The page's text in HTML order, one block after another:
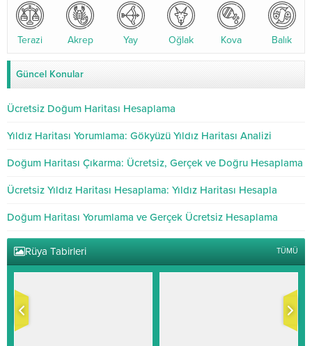
Terazi Akrep Yay Oğlak Kova Balık
Güncel Konular
Ücretsiz Doğum Haritası Hesaplama
Yıldız Haritası Yorumlama: Gökyüzü Yıldız Haritası Analizi
Doğum Haritası Çıkarma: Ücretsiz, Gerçek ve Doğru Hesaplama
Ücretsiz Yıldız Haritası Hesaplama: Yıldız Haritası Hesapla
Doğum Haritası Yorumlama ve Gerçek Ücretsiz Hesaplama
Rüya Tabirleri TÜMÜ